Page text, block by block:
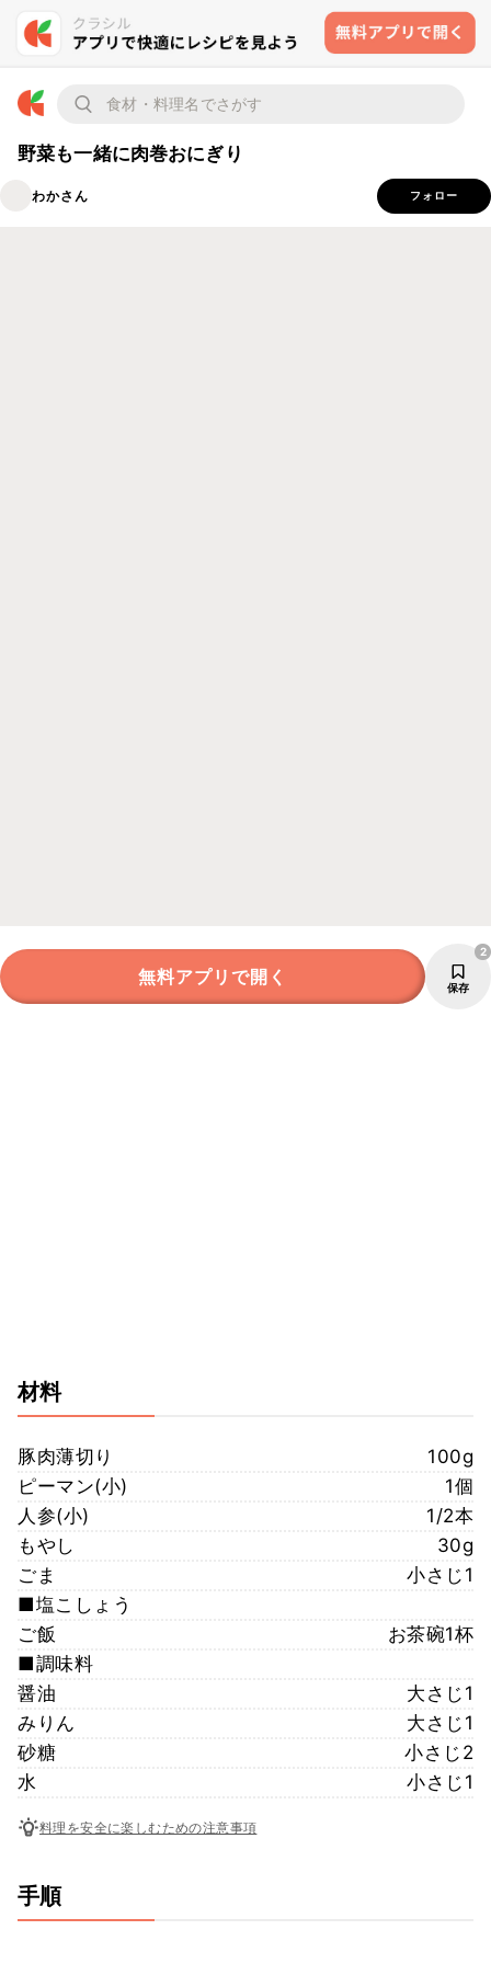
野菜も一緒に肉巻おにぎり
わかさん フォロー
無料アプリで開く 保存
2
材料
豚肉薄切り
100g
ピーマン(小)
1個
人参(小)
1/2本
もやし
30g
ごま
小さじ1
■塩こしょう
ご飯
お茶碗1杯
■調味料
醤油
大さじ1
みりん
大さじ1
砂糖
小さじ2
水
小さじ1
料理を安全に楽しむための注意事項
手順